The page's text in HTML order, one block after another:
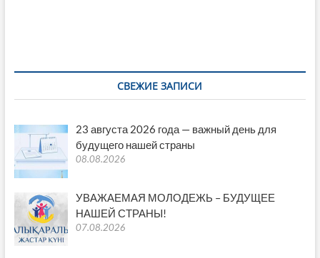
СВЕЖИЕ ЗАПИСИ
23 августа 2026 года — важный день для
будущего нашей страны
08.08.2026
УВАЖАЕМАЯ МОЛОДЕЖЬ – БУДУЩЕЕ
НАШЕЙ СТРАНЫ!
07.08.2026